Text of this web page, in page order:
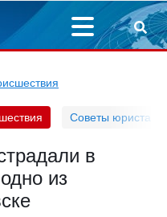
Советы юриста
в
из